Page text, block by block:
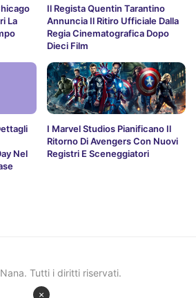
La
Il Regista Quentin Tarantino
Annuncia Il Ritiro Ufficiale Dalla
Regia Cinematografica Dopo
Dieci Film
Nel
I Marvel Studios Pianificano Il
Ritorno Di Avengers Con Nuovi
Registri E Sceneggiatori
×
Tutti i diritti riservati.